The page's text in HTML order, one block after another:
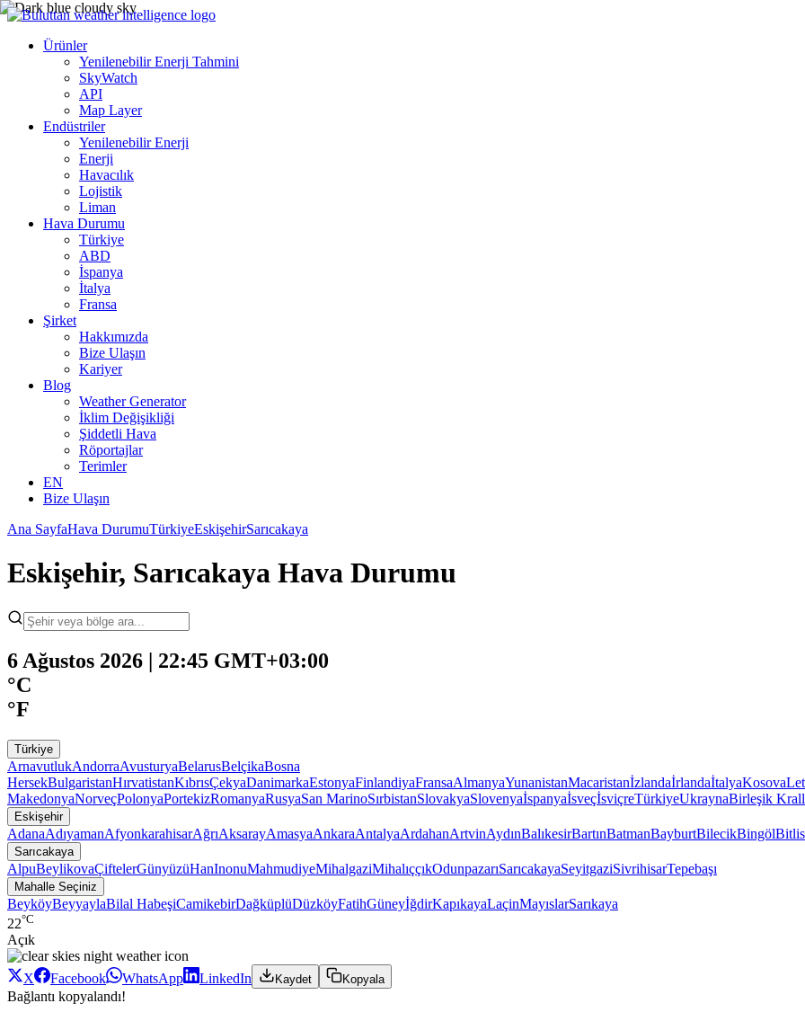
Ürünler
Yenilenebilir Enerji Tahmini
SkyWatch
API
Map Layer
Endüstriler
Yenilenebilir Enerji
Enerji
Havacılık
Lojistik
Liman
Hava Durumu
Türkiye
ABD
İspanya
İtalya
Fransa
Şirket
Hakkımızda
Bize Ulaşın
Kariyer
Blog
Weather Generator
İklim Değişikliği
Şiddetli Hava
Röportajlar
Terimler
EN
Bize Ulaşın
Ana SayfaHava DurumuTürkiyeEskişehirSarıcakaya
Eskişehir, Sarıcakaya Hava Durumu
6 Ağustos 2026 | 22:45 GMT+03:00
°C
°F
Türkiye
ArnavutlukAndorraAvusturyaBelarusBelçikaBosna
HersekBulgaristanHırvatistanKıbrısÇekyaDanimarkaEstonyaFinlandiyaFransaAlmanyaYunanistanMacaristanİzlandaİrlandaİtalyaKosova
MakedonyaNorveçPolonyaPortekizRomanyaRusyaSan MarinoSırbistanSlovakyaSlovenyaİspanyaİsveçİsviçreTürkiyeUkraynaBirleşik
Eskişehir
AdanaAdıyamanAfyonkarahisarAğrıAksarayAmasyaAnkaraAntalyaArdahanArtvinAydınBalıkesirBartınBatmanBayburtBilecikBingölBitlis
Sarıcakaya
AlpuBeylikovaÇiftelerGünyüzüHanInonuMahmudiyeMihalgaziMihalıççıkOdunpazarıSarıcakayaSeyitgaziSivrihisarTepebaşı
Mahalle Seçiniz
BeyköyBeyyaylaBilal HabeşiCamikebirDağküplüDüzköyFatihGüneyİğdirKapıkayaLaçinMayıslarSarıkaya
22°C
Açık
X Facebook WhatsApp LinkedIn Kaydet Kopyala
Bağlantı kopyalandı!